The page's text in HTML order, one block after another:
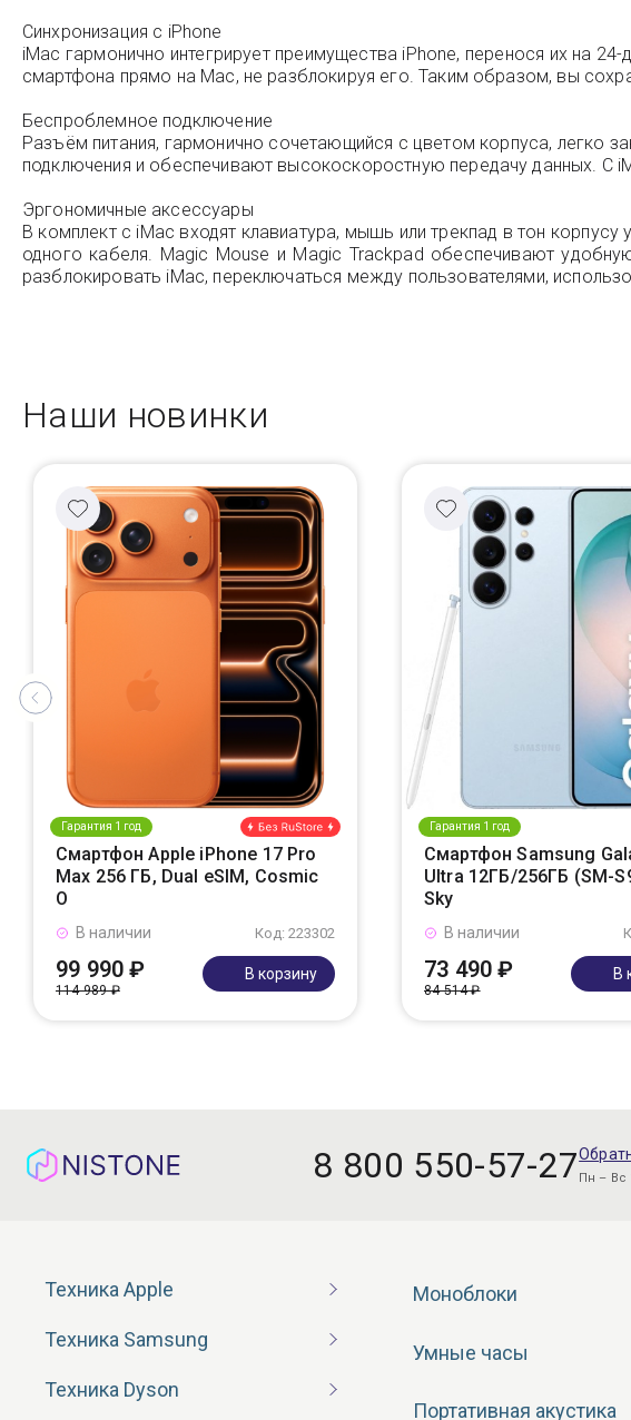
Синхронизация с iPhone
iMac гармонично интегрирует преимущества iPhone, перенося их на
смартфона прямо на Mac, не разблокируя его. Таким образом, вы
Беспроблемное подключение
Разъём питания, гармонично сочетающийся с цветом корпуса, легко
подключения и обеспечивают высокоскоростную передачу данных.
Эргономичные аксессуары
В комплект с iMac входят клавиатура, мышь или трекпад в тон
одного кабеля. Magic Mouse и Magic Trackpad обеспечивают
разблокировать iMac, переключаться между пользователями,
Наши новинки
Гарантия 1 год
Смартфон Apple iPhone 17 Pro
Max 256 ГБ, Dual eSIM, Cosmic
O
Код: 223302
В наличии
99 990 ₽
114 989 ₽
В корзину
Гарантия 1 год
Смартфон Samsung
Ultra 12ГБ/256ГБ (SM-
Sky
В наличии
73 490 ₽
84 514 ₽
В
8 800 550-57-27Пн – Вс
Техника Apple
Техника Samsung
Техника Dyson
Моноблоки
Умные часы
Портативная акустика